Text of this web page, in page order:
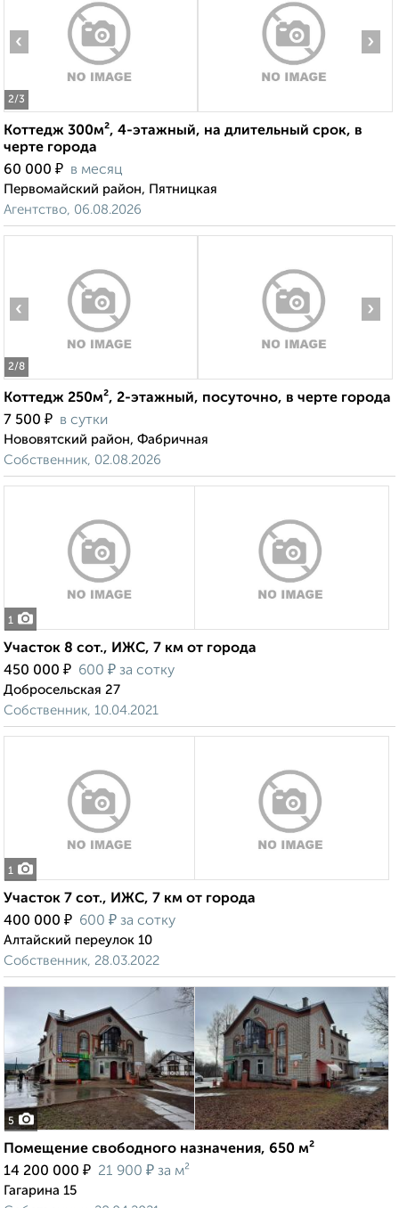
2/3
‹ ›
Коттедж 300м², 4-этажный, на длительный срок, в
черте города
60 000 ₽ в месяц
Первомайский район, Пятницкая
Агентство, 06.08.2026
2/8
‹ ›
Коттедж 250м², 2-этажный, посуточно, в черте города
7 500 ₽ в сутки
Нововятский район, Фабричная
Собственник, 02.08.2026
1
Участок 8 сот., ИЖС, 7 км от города
450 000 ₽ 600 ₽ за сотку
Добросельская 27
Собственник, 10.04.2021
1
Участок 7 сот., ИЖС, 7 км от города
400 000 ₽ 600 ₽ за сотку
Алтайский переулок 10
Собственник, 28.03.2022
5
Помещение свободного назначения, 650 м²
14 200 000 ₽ 21 900 ₽ за м²
Гагарина 15